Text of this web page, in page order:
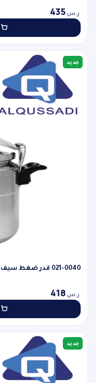
ر.س 435
جديد
021-0040 قدر ضغط سيف بلص 40 لتر
ر.س 418
جديد